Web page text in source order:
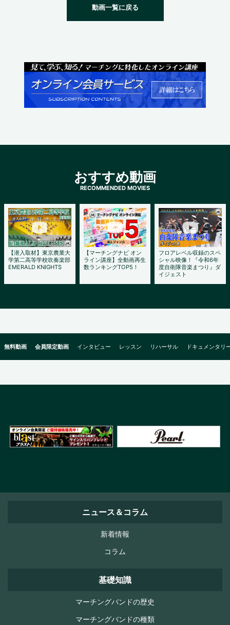
動画一覧に戻る
おすすめ動画
【潜入取材】東京農業大
学第二高等学校吹奏楽部
EMERALD KNIGHTS
【マーチングナビ オン
ライン講座】全動画再生
数ランキングTOP5！
フロアレベル収録のスペ
シャル映像！『令和6年
度自衛隊音楽まつり』ダ
イジェスト
無料動画 会員限定動画 インタビュー レッスン リハーサル ドキュメンタリ
ニュース＆コラム
新着情報
コラム
基礎知識
マーチングバンドの歴史
マーチングバンドの種類